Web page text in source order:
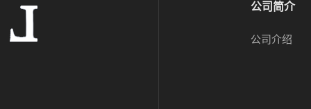
公司简介
公司介绍